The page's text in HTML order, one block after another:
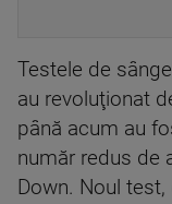
Testele de
au revoluţionat
până acum au
număr redus de
Down. Noul